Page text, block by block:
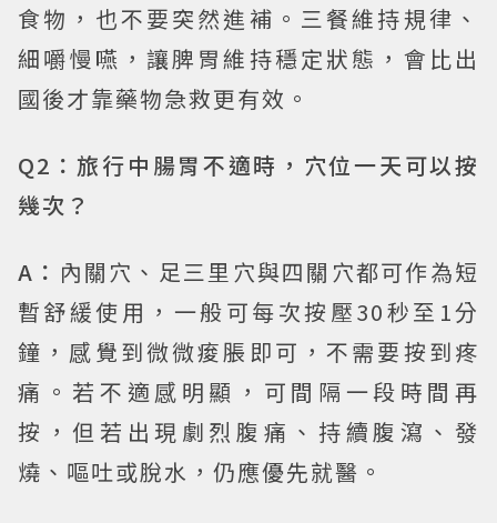
食物，也不要突然進補。三餐維持規律、
細嚼慢嚥，讓脾胃維持穩定狀態，會比出
國後才靠藥物急救更有效。
Q2：旅行中腸胃不適時，穴位一天可以按
幾次？
A： 內關穴、足三里穴與四關穴都可作為短
暫舒緩使用，一般可每次按壓30秒至1分
鐘，感覺到微微痠脹即可，不需要按到疼
痛。若不適感明顯，可間隔一段時間再
按，但若出現劇烈腹痛、持續腹瀉、發
燒、嘔吐或脫水，仍應優先就醫。